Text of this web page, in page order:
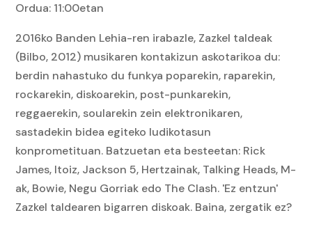
Ordua: 11:00etan
2016ko Banden Lehia-ren irabazle, Zazkel taldeak
(Bilbo, 2012) musikaren kontakizun askotarikoa du:
berdin nahastuko du funkya poparekin, raparekin,
rockarekin, diskoarekin, post-punkarekin,
reggaerekin, soularekin zein elektronikaren,
sastadekin bidea egiteko ludikotasun
konprometituan. Batzuetan eta besteetan: Rick
James, Itoiz, Jackson 5, Hertzainak, Talking Heads, M-
ak, Bowie, Negu Gorriak edo The Clash. 'Ez entzun'
Zazkel taldearen bigarren diskoak. Baina, zergatik ez?